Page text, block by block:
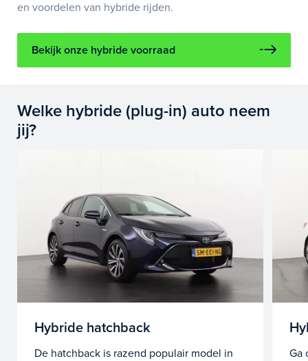
en voordelen van hybride rijden.
Bekijk onze hybride voorraad
Welke hybride (plug-in) auto neem
jij?
Hybride hatchback
De hatchback is razend populair model in
Ga